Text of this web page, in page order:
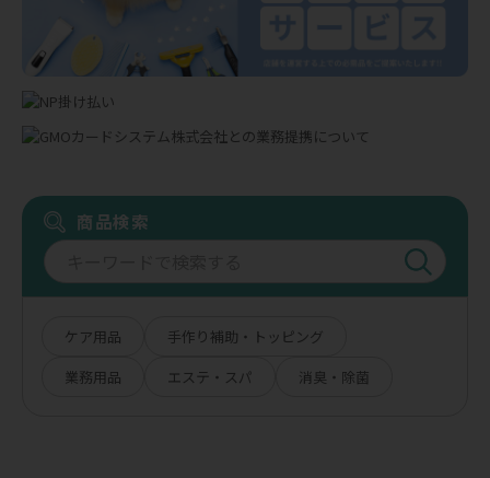
商品検索
ケア用品
手作り補助・トッピング
業務用品
エステ・スパ 消臭・除菌